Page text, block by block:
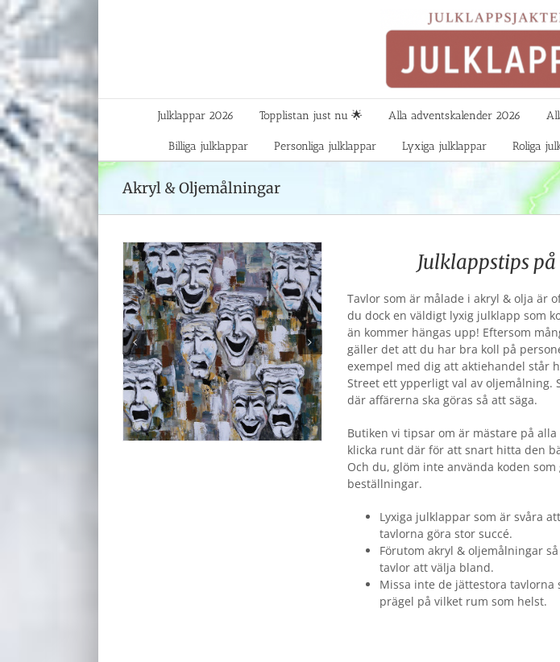
Fortsätt
till
innehållet
Julklappar 2026 Topplistan just nu 🌟 Alla adventskalender 2026
Billiga julklappar Personliga julklappar Lyxiga julklappar Roliga
Akryl & Oljemålningar
Julklappstips
Tavlor som är målade i akryl & olja är
du dock en väldigt lyxig julklapp som
än kommer hängas upp! Eftersom
gäller det att du har bra koll på
exempel med dig att aktiehandel står
Street ett ypperligt val av oljemålning.
där affärerna ska göras så att säga.
Butiken vi tipsar om är mästare på
klicka runt där för att snart hitta den
Och du, glöm inte använda koden
beställningar.
Lyxiga julklappar som är svåra
tavlorna göra stor succé.
Förutom akryl & oljemålningar
tavlor att välja bland.
Missa inte de jättestora tavlorna
prägel på vilket rum som helst.